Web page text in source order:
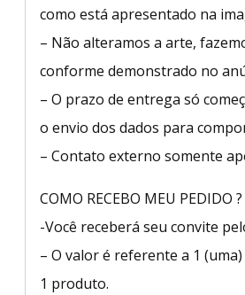
como está apresentado na
– Não alteramos a arte,
conforme demonstrado no
– O prazo de entrega só
o envio dos dados para
– Contato externo somente
COMO RECEBO MEU PEDIDO ?
-Você receberá seu convite
– O valor é referente a 1
1 produto.